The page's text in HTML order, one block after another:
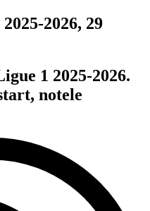
2026, 29
1 2025-2026.
notele